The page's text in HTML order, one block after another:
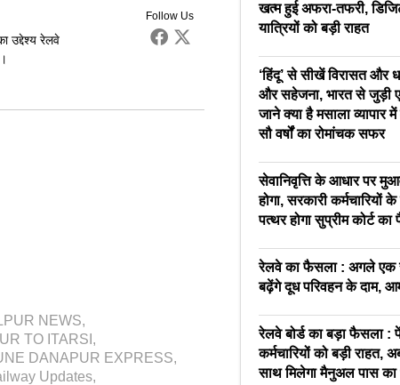
Follow Us
उद्देश्य रेलवे
NEWS,
TO ITARSI ,
DANAPUR EXPRESS,
Updates,
खत्म हुई अफरा-तफरी,
यात्रियों को बड़ी राहत
‘हिंदू’ से सीखें विरासत और
और सहेजना, भारत से जुड़ी
जाने क्या है मसाला व्यापार
सौ वर्षों का रोमांचक सफर
सेवानिवृत्ति के आधार पर
होगा, सरकारी कर्मचारियों
पत्थर होगा सुप्रीम कोर्ट
रेलवे का फैसला : अगले एक
बढ़ेंगे दूध परिवहन के दाम,
रेलवे बोर्ड का बड़ा फैसला :
कर्मचारियों को बड़ी
साथ मिलेगा मैनुअल पास का